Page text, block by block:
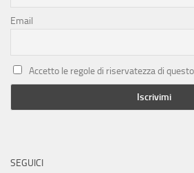
Email
Accetto le regole di riservatezza di
SEGUICI